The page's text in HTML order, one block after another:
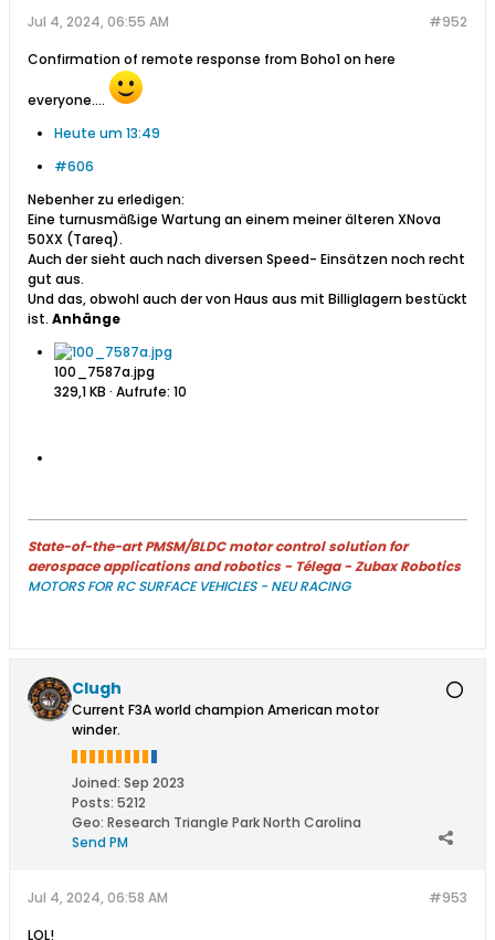
#952
Jul 4, 2024, 06:55 AM
Confirmation of remote response from Boho1 on here
everyone....
Heute um 13:49
#606
Nebenher zu erledigen:
Eine turnusmäßige Wartung an einem meiner älteren XNova
50XX (Tareq).
Auch der sieht auch nach diversen Speed- Einsätzen noch recht
gut aus.
Und das, obwohl auch der von Haus aus mit Billiglagern bestückt
ist. Anhänge
100_7587a.jpg
329,1 KB · Aufrufe: 10
State-of-the-art PMSM/BLDC motor control solution for
aerospace applications and robotics - Télega - Zubax Robotics
MOTORS FOR RC SURFACE VEHICLES - NEU RACING
Clugh
Current F3A world champion American motor
winder.
Joined: Sep 2023
Posts: 5212
Geo: Research Triangle Park North Carolina
Send PM
#953
Jul 4, 2024, 06:58 AM
LOL!